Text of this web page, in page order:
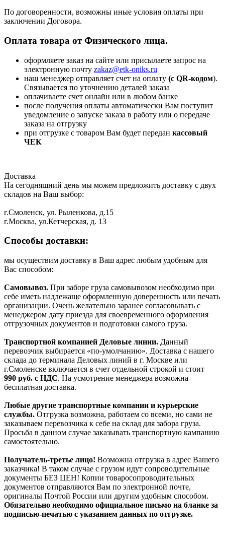
По договоренности, возможны иные условия оплаты при
заключении Договора.
Оплата товара от Физического лица.
оформляете заказ на сайте или присылаете запрос на
электронную почту zakaz@etk-oniks.ru
наш менеджер отправляет счет на оплату (с QR-кодом).
Связывается по уточнению деталей заказа
оплачиваете счет онлайн или в любом банке
после получения оплаты автоматически Вам поступит
уведомление о запуске заказа в работу или о передаче
заказа на отгрузку
при отгрузке с товаром Вам будет передан кассовый
ЧЕК
Доставка
На сегодняшний день мы можем предложить доставку с двух
складов на Ваш выбор:
г.Смоленск, ул. Рыленкова, д.15
г.Москва, ул.Кетчерская, д. 13
Способы доставки:
мы осуществим доставку в Ваш адрес любым удобным для
Вас способом:
Самовывоз. При заборе груза самовывозом необходимо при
себе иметь надлежаще оформленную доверенность или печать
организации. Очень желательно заранее согласовывать с
менеджером дату приезда для своевременного оформления
отгрузочных документов и подготовки самого груза.
Транспортной компанией Деловые линии. Данный
перевозчик выбирается «по-умолчанию». Доставка с нашего
склада до терминала Деловых линий в г. Москве или
г.Смоленске включается в счет отдельной строкой и стоит
990 руб. с НДС. На усмотрение менеджера возможна
бесплатная доставка.
Любые другие транспортные компании и курьерские
службы. Отгрузка возможна, работаем со всеми, но сами не
заказываем перевозчика к себе на склад для забора груза.
Просьба в данном случае заказывать транспортную кампанию
самостоятельно.
Получатель-третье лицо! Возможна отгрузка в адрес Вашего
заказчика! В таком случае с грузом идут сопроводительные
документы БЕЗ ЦЕН! Копии товаросопроводительных
документов отправляются Вам по электронной почте,
оригиналы Почтой России или другим удобным способом.
Обязательно необходимо официальное письмо на бланке за
подписью-печатью с указанием данных по отгрузке.